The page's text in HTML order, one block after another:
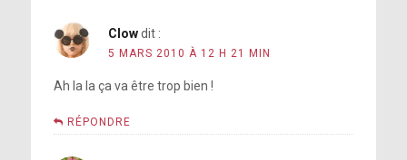
Clow dit :
5 MARS 2010 À 12 H 21 MIN
Ah la la ça va être trop bien !
RÉPONDRE